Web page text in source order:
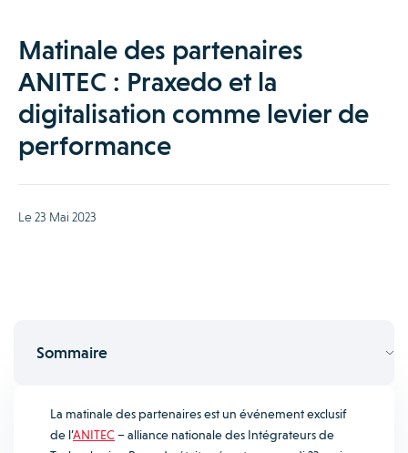
Matinale des partenaires
ANITEC : Praxedo et la
digitalisation comme levier de
performance
Le 23 Mai 2023
Sommaire
La matinale des partenaires est un événement exclusif
de l’ANITEC – alliance nationale des Intégrateurs de